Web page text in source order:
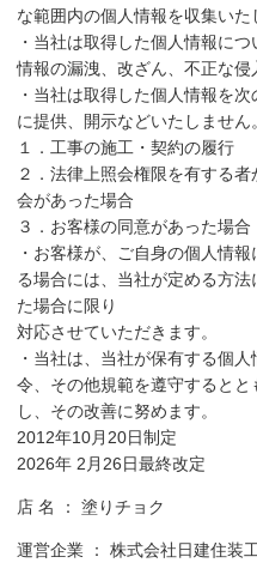
な範囲内の個人情報を収集いた
・当社は取得した個人情報に
情報の漏洩、改ざん、不正な侵
・当社は取得した個人情報を
に提供、開示などいたしません。
１．工事の施工・契約の履行
２．法律上照会権限を有する
会があった場合
３．お客様の同意があった場合
・お客様が、ご自身の個人情
る場合には、当社が定める方
た場合に限り
対応させていただきます。
・当社は、当社が保有する個
令、その他規範を遵守すると
し、その改善に努めます。
2012年10月20日制定
2026年 2月26日最終改定
店 名 ： 塗りチョク
運営企業 ： 株式会社日建住装